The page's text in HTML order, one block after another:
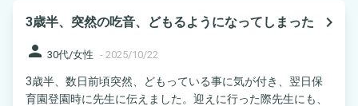
3歳半、突然の吃音、どもるようになってしまった
navigate_next
person 30代/女性 - 2025/10/22
3歳半、数日前頃突然、どもっている事に気が付き、翌日保
育園登園時に先生に伝えました。迎えに行った際先生にも、